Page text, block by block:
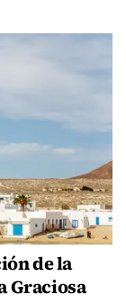
de la
Graciosa